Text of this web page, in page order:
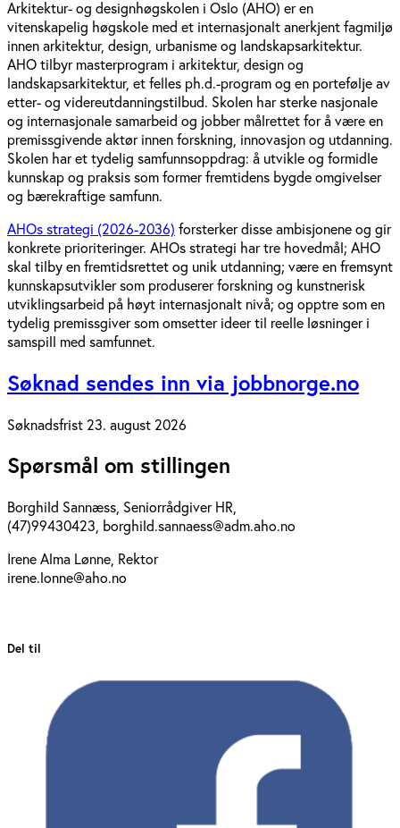
Arkitektur- og designhøgskolen i Oslo (AHO) er en
vitenskapelig høgskole med et internasjonalt anerkjent fagmiljø
innen arkitektur, design, urbanisme og landskapsarkitektur.
AHO tilbyr masterprogram i arkitektur, design og
landskapsarkitektur, et felles ph.d.-program og en portefølje av
etter- og videreutdanningstilbud. Skolen har sterke nasjonale
og internasjonale samarbeid og jobber målrettet for å være en
premissgivende aktør innen forskning, innovasjon og utdanning.
Skolen har et tydelig samfunnsoppdrag: å utvikle og formidle
kunnskap og praksis som former fremtidens bygde omgivelser
og bærekraftige samfunn.
AHOs strategi (2026-2036) forsterker disse ambisjonene og gir
konkrete prioriteringer. AHOs strategi har tre hovedmål; AHO
skal tilby en fremtidsrettet og unik utdanning; være en fremsynt
kunnskapsutvikler som produserer forskning og kunstnerisk
utviklingsarbeid på høyt internasjonalt nivå; og opptre som en
tydelig premissgiver som omsetter ideer til reelle løsninger i
samspill med samfunnet.
Søknad sendes inn via jobbnorge.no
Søknadsfrist 23. august 2026
Spørsmål om stillingen
Borghild Sannæss, Seniorrådgiver HR,
(47)99430423, borghild.sannaess@adm.aho.no
Irene Alma Lønne, Rektor
irene.lonne@aho.no
Del til